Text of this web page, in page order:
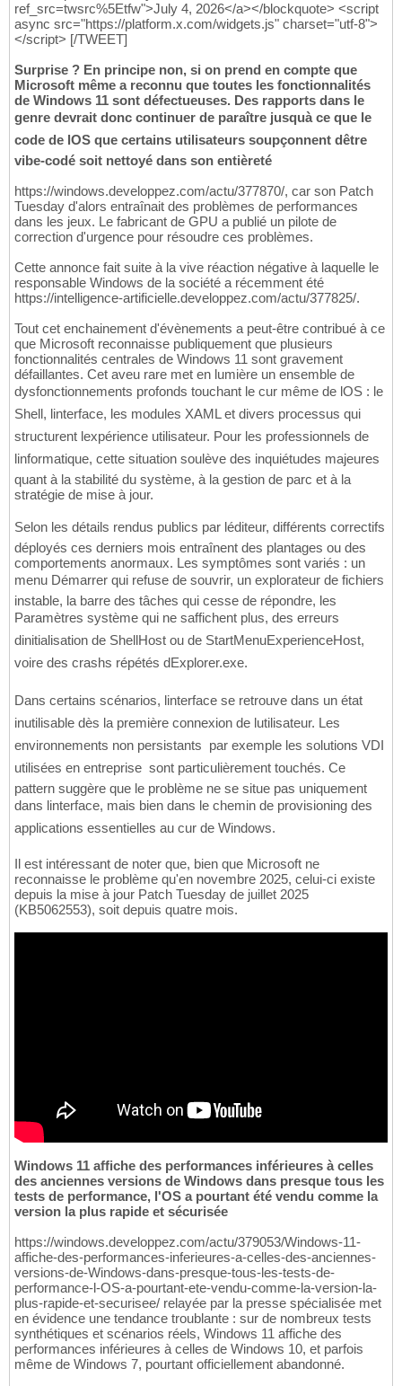
ref_src=twsrc%5Etfw">July 4, 2026</a></blockquote> <script
async src="https://platform.x.com/widgets.js" charset="utf-8">
</script> [/TWEET]
Surprise ? En principe non, si on prend en compte que
Microsoft même a reconnu que toutes les fonctionnalités
de Windows 11 sont défectueuses. Des rapports dans le
genre devrait donc continuer de paraître jusquà ce que le
code de lOS que certains utilisateurs soupçonnent dêtre
vibe-codé soit nettoyé dans son entièreté
https://windows.developpez.com/actu/377870/, car son Patch
Tuesday d'alors entraînait des problèmes de performances
dans les jeux. Le fabricant de GPU a publié un pilote de
correction d'urgence pour résoudre ces problèmes.
Cette annonce fait suite à la vive réaction négative à laquelle le
responsable Windows de la société a récemment été
https://intelligence-artificielle.developpez.com/actu/377825/.
Tout cet enchainement d'évènements a peut-être contribué à ce
que Microsoft reconnaisse publiquement que plusieurs
fonctionnalités centrales de Windows 11 sont gravement
défaillantes. Cet aveu rare met en lumière un ensemble de
dysfonctionnements profonds touchant le cur même de lOS : le
Shell, linterface, les modules XAML et divers processus qui
structurent lexpérience utilisateur. Pour les professionnels de
linformatique, cette situation soulève des inquiétudes majeures
quant à la stabilité du système, à la gestion de parc et à la
stratégie de mise à jour.
Selon les détails rendus publics par léditeur, différents correctifs
déployés ces derniers mois entraînent des plantages ou des
comportements anormaux. Les symptômes sont variés : un
menu Démarrer qui refuse de souvrir, un explorateur de fichiers
instable, la barre des tâches qui cesse de répondre, les
Paramètres système qui ne saffichent plus, des erreurs
dinitialisation de ShellHost ou de StartMenuExperienceHost,
voire des crashs répétés dExplorer.exe.
Dans certains scénarios, linterface se retrouve dans un état
inutilisable dès la première connexion de lutilisateur. Les
environnements non persistants  par exemple les solutions VDI
utilisées en entreprise  sont particulièrement touchés. Ce
pattern suggère que le problème ne se situe pas uniquement
dans linterface, mais bien dans le chemin de provisioning des
applications essentielles au cur de Windows.
Il est intéressant de noter que, bien que Microsoft ne
reconnaisse le problème qu'en novembre 2025, celui-ci existe
depuis la mise à jour Patch Tuesday de juillet 2025
(KB5062553), soit depuis quatre mois.
Windows 11 affiche des performances inférieures à celles
des anciennes versions de Windows dans presque tous les
tests de performance, l'OS a pourtant été vendu comme la
version la plus rapide et sécurisée
https://windows.developpez.com/actu/379053/Windows-11-
affiche-des-performances-inferieures-a-celles-des-anciennes-
versions-de-Windows-dans-presque-tous-les-tests-de-
performance-l-OS-a-pourtant-ete-vendu-comme-la-version-la-
plus-rapide-et-securisee/ relayée par la presse spécialisée met
en évidence une tendance troublante : sur de nombreux tests
synthétiques et scénarios réels, Windows 11 affiche des
performances inférieures à celles de Windows 10, et parfois
même de Windows 7, pourtant officiellement abandonné.